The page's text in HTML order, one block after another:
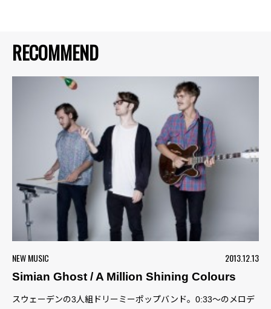
RECOMMEND
NEW MUSIC
2013.12.13
Simian Ghost / A Million Shining Colours
スウェーデンの3人組ドリーミーポップバンド。0:33〜のメロデ